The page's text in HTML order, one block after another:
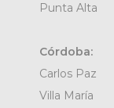
Punta Alta
Córdoba:
Carlos Paz
Villa María